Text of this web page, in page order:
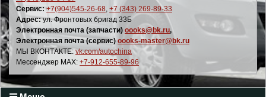
Сервис: +7(904)545-26-68, +7 (343) 269-89-33
Адрес:ул. Фронтовых бригад 33Б
Электронная почта (запчасти) oooks@bk.ru,
Электронная почта (сервис) oooks-master@bk.ru
МЫ ВКОНТАКТЕ: vk.com/autochina
Мессенджер MAX: +7-912-655-89-96